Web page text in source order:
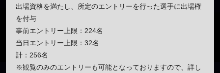
出場資格を満たし、所定のエントリーを行った選手に出場権
を付与
事前エントリー上限：224名
当日エントリー上限：32名
計：256名
※観覧のみのエントリーも可能となっておりますので、詳し